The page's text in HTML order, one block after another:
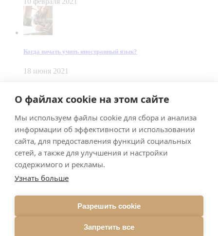
О файлах cookie на этом сайте
Мы используем файлы cookie для сбора и анализа
информации об эффективности и использовании
сайта, для предоставления функций социальных
сетей, а также для улучшения и настройки
содержимого и рекламы.
Узнать больше
Разрешить cookie
Запретить все
Когда начать учить иностранный язык?
18 июня 2021
Made bySmart Team
ImpressumDatenschutz
Подписывайтесь на меня в Телеграм
Подписаться
Брачное агентство в Германии